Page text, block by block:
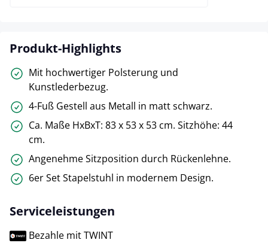
Produkt-Highlights
Mit hochwertiger Polsterung und
Kunstlederbezug.
4-Fuß Gestell aus Metall in matt schwarz.
Ca. Maße HxBxT: 83 x 53 x 53 cm. Sitzhöhe: 44
cm.
Angenehme Sitzposition durch Rückenlehne.
6er Set Stapelstuhl in modernem Design.
Serviceleistungen
Bezahle mit TWINT